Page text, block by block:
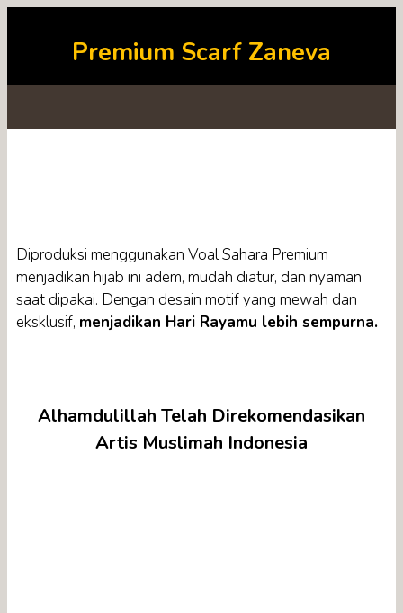
Premium Scarf Zaneva
Diproduksi menggunakan Voal Sahara Premium
menjadikan hijab ini adem, mudah diatur, dan nyaman
saat dipakai. Dengan desain motif yang mewah dan
eksklusif, menjadikan Hari Rayamu lebih sempurna.
Alhamdulillah Telah Direkomendasikan
Artis Muslimah Indonesia